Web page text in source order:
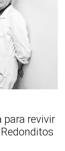
para revivir